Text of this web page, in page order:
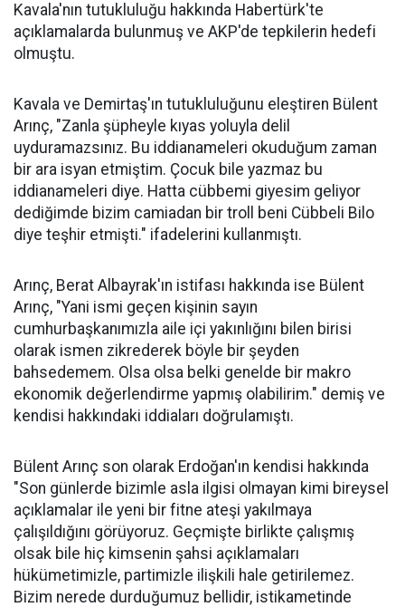
Kavala'nın tutukluluğu hakkında Habertürk'te
açıklamalarda bulunmuş ve AKP'de tepkilerin hedefi
olmuştu.
Kavala ve Demirtaş'ın tutukluluğunu eleştiren Bülent
Arınç, "Zanla şüpheyle kıyas yoluyla delil
uyduramazsınız. Bu iddianameleri okuduğum zaman
bir ara isyan etmiştim. Çocuk bile yazmaz bu
iddianameleri diye. Hatta cübbemi giyesim geliyor
dediğimde bizim camiadan bir troll beni Cübbeli Bilo
diye teşhir etmişti." ifadelerini kullanmıştı.
Arınç, Berat Albayrak'ın istifası hakkında ise Bülent
Arınç, "Yani ismi geçen kişinin sayın
cumhurbaşkanımızla aile içi yakınlığını bilen birisi
olarak ismen zikrederek böyle bir şeyden
bahsedemem. Olsa olsa belki genelde bir makro
ekonomik değerlendirme yapmış olabilirim." demiş ve
kendisi hakkındaki iddiaları doğrulamıştı.
Bülent Arınç son olarak Erdoğan'ın kendisi hakkında
"Son günlerde bizimle asla ilgisi olmayan kimi bireysel
açıklamalar ile yeni bir fitne ateşi yakılmaya
çalışıldığını görüyoruz. Geçmişte birlikte çalışmış
olsak bile hiç kimsenin şahsi açıklamaları
hükümetimizle, partimizle ilişkili hale getirilemez.
Bizim nerede durduğumuz bellidir, istikametinde